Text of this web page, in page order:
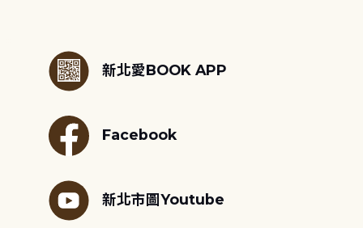
新北愛BOOK APP
Facebook
新北市圖Youtube